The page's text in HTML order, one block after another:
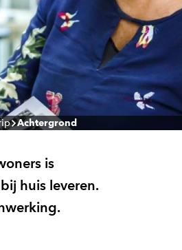
Achtergrond
is
huis leveren.